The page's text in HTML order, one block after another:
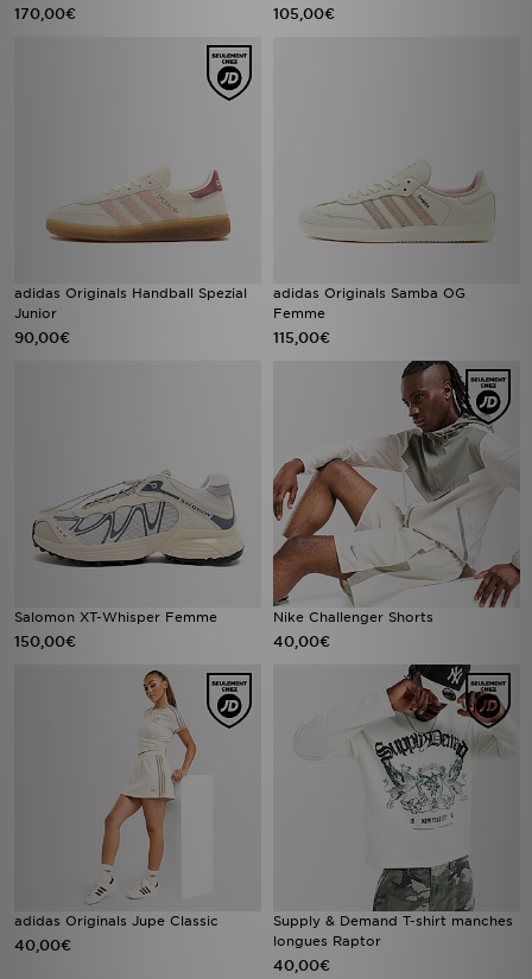
170,00€ 105,00€
adidas Originals Handball Spezial
Junior
90,00€
adidas Originals Samba OG
Femme
115,00€
Salomon XT-Whisper Femme
150,00€
Nike Challenger Shorts
40,00€
adidas Originals Jupe Classic
40,00€
Supply & Demand T-shirt manches
longues Raptor
40,00€